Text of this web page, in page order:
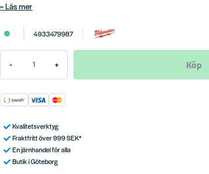
Läs mer
4933479987
- + Köp
Kvalitetsverktyg
Fraktfritt över 999 SEK*
En järnhandel för alla
Butik i Göteborg